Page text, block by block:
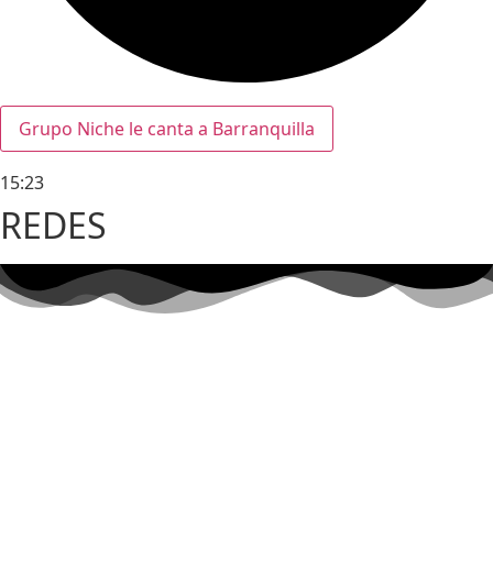
Grupo Niche le canta a Barranquilla
15:23
REDES